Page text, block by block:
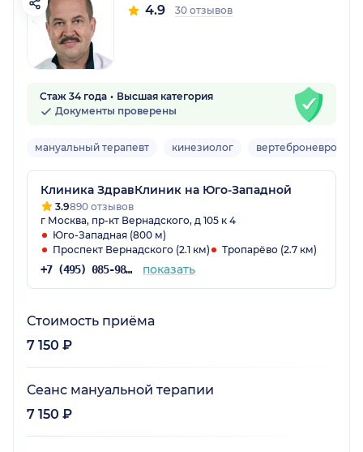
4.9 30 отзывов
Стаж 34 года
Высшая категория
Документы проверены
мануальный терапевт кинезиолог вертеброневролог
Клиника ЗдравКлиник на Юго-Западной
3.9890 отзывов
г Москва, пр-кт Вернадского, д 105 к 4
Юго-Западная (800 м)
Проспект Вернадского (2.1 км)
Тропарёво (2.7 км)
+7 (495) 085-98-16 показать
Стоимость приёма
7 150 ₽
Сеанс мануальной терапии
7 150 ₽